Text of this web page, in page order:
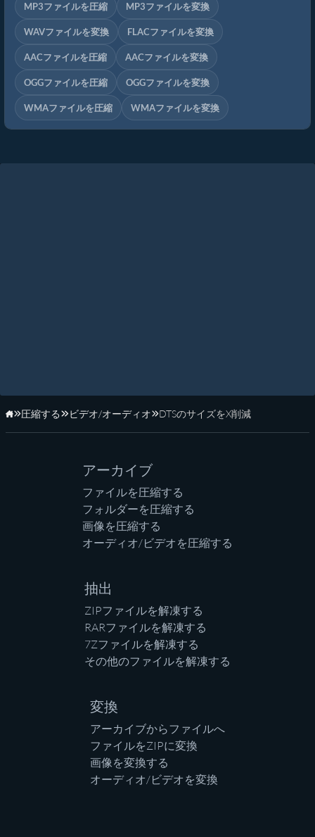
MP3ファイルを圧縮 MP3ファイルを変換
WAVファイルを変換 FLACファイルを変換
AACファイルを圧縮 AACファイルを変換
OGGファイルを圧縮 OGGファイルを変換
WMAファイルを圧縮 WMAファイルを変換
ホーム
圧縮する ビデオ/オーディオ DTSのサイズをX削減
アーカイブ
ファイルを圧縮する
フォルダーを圧縮する
画像を圧縮する
オーディオ/ビデオを圧縮する
抽出
ZIPファイルを解凍する
RARファイルを解凍する
7Zファイルを解凍する
その他のファイルを解凍する
変換
アーカイブからファイルへ
ファイルをZIPに変換
画像を変換する
オーディオ/ビデオを変換